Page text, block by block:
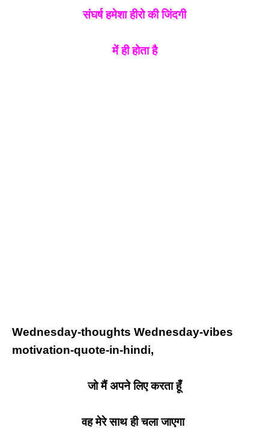
संघर्ष हमेशा हीरो की जिंदगी
में ही होता है
Wednesday-thoughts Wednesday-vibes
motivation-quote-in-hindi,
जो मैं अपने लिए करता हूँ
वह मेरे साथ ही चला जाएगा